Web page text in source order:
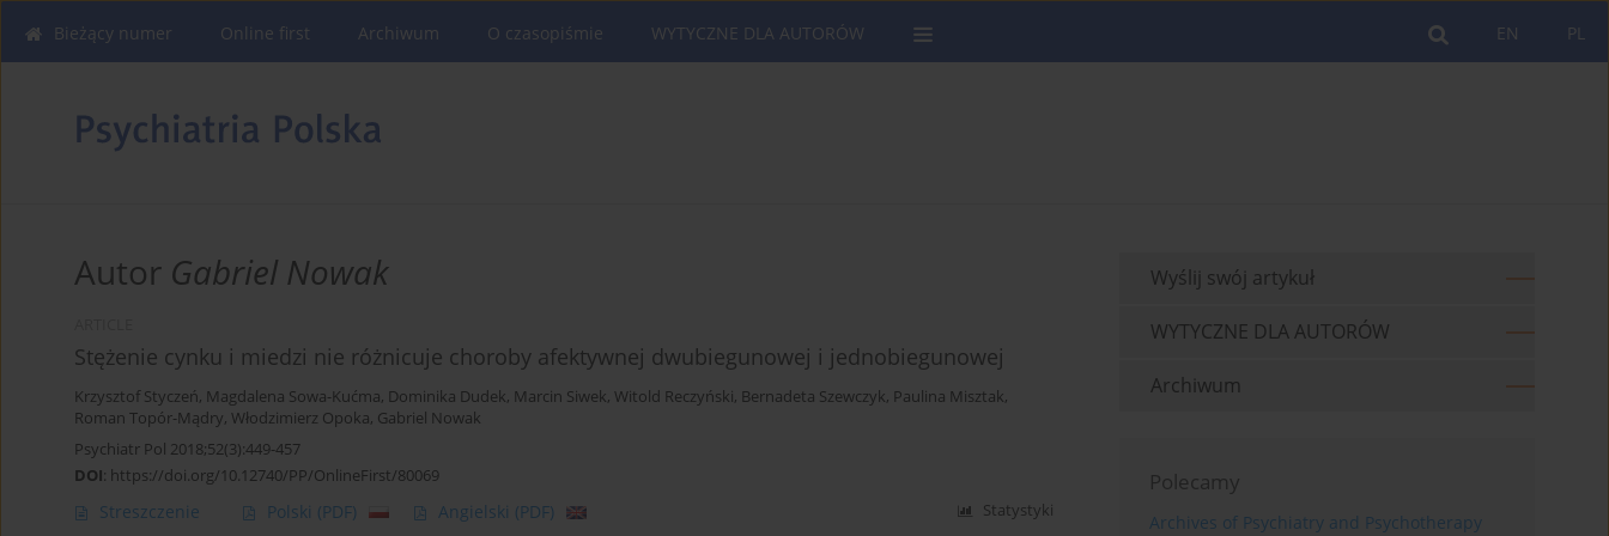
PL
EN
Bieżący numer Online first Archiwum O czasopiśmie WYTYCZNE DLA AUTORÓW
Autor Gabriel Nowak
Stężenie cynku i miedzi nie różnicuje choroby afektywnej dwubiegunowej i jednobiegunowej
Krzysztof Styczeń, Magdalena Sowa-Kućma, Dominika Dudek, Marcin Siwek, Witold Reczyński, Bernadeta Szewczyk, Paulina Misztak,
Roman Topór-Mądry, Włodzimierz Opoka, Gabriel Nowak
Psychiatr Pol 2018;52(3):449-457
DOI: https://doi.org/10.12740/PP/OnlineFirst/80069
Streszczenie Polski (PDF) Angielski (PDF) Statystyki
Wyślij swój artykuł
WYTYCZNE DLA AUTORÓW
Archiwum
Polecamy
Archives of Psychiatry and Psychotherapy